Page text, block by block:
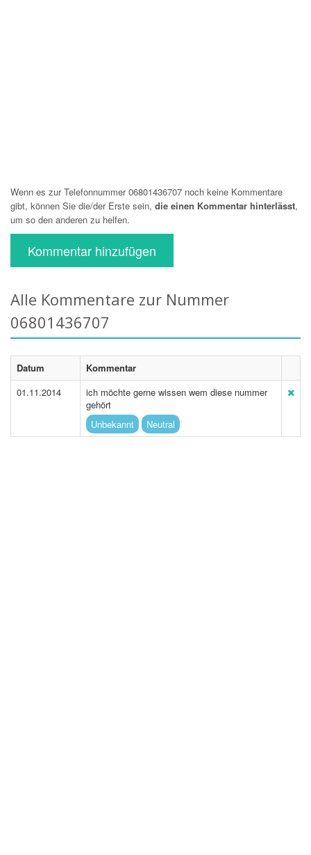
Wenn es zur Telefonnummer 06801436707 noch keine Kommentare
gibt, können Sie die/der Erste sein, die einen Kommentar hinterlässt,
um so den anderen zu helfen.
Kommentar hinzufügen
Alle Kommentare zur Nummer
06801436707
Datum
Kommentar
01.11.2014
ich möchte gerne wissen wem diese nummer
gehört
Unbekannt
Neutral